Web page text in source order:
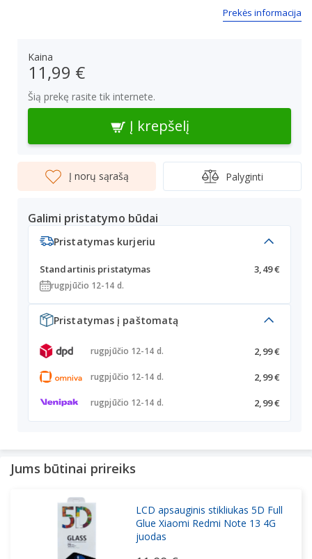
Prekės informacija
Kaina
11,99 €
Šią prekę rasite tik internete.
Į krepšelį
Į norų sąrašą Palyginti
Galimi pristatymo būdai
Pristatymas kurjeriu
Standartinis pristatymas 3,49 €
rugpjūčio 12-14 d.
Pristatymas į paštomatą
rugpjūčio 12-14 d. 2,99 €
rugpjūčio 12-14 d. 2,99 €
rugpjūčio 12-14 d. 2,99 €
Jums būtinai prireiks
LCD apsauginis stikliukas 5D Full
Glue Xiaomi Redmi Note 13 4G
juodas